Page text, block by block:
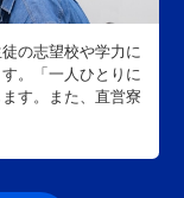
の志望校や学力に
。「一人ひとりに
す。また、直営寮